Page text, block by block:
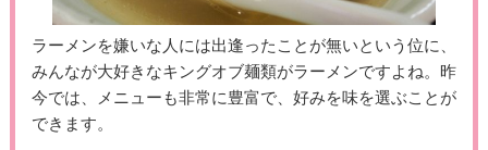
ラーメンを嫌いな人には出逢ったことが無いという位に、
みんなが大好きなキングオブ麺類がラーメンですよね。昨
今では、メニューも非常に豊富で、好みを味を選ぶことが
できます。